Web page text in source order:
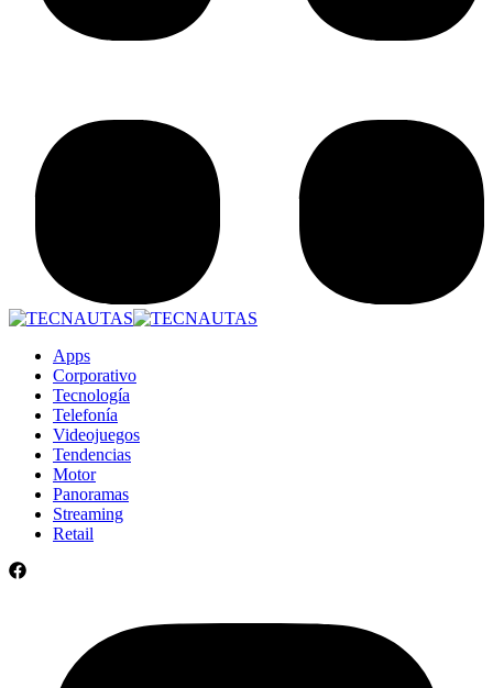
Apps
Corporativo
Tecnología
Telefonía
Videojuegos
Tendencias
Motor
Panoramas
Streaming
Retail